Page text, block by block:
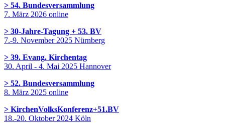
> 54. Bundesversammlung
7. März 2026 online
> 30-Jahre-Tagung + 53. BV
7.-9. November 2025 Nürnberg
> 39. Evang. Kirchentag
30. April - 4. Mai 2025 Hannover
> 52. Bundesversammlung
8. März 2025 online
> KirchenVolksKonferenz+51.BV
18.-20. Oktober 2024 Köln